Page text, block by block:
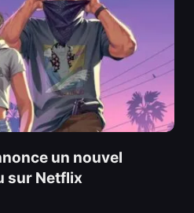
un nouvel
sur Netflix